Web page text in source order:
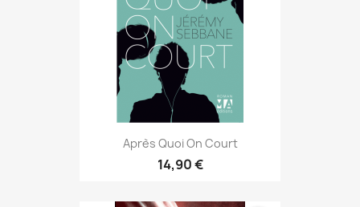
Après Quoi On Court
14,90 €